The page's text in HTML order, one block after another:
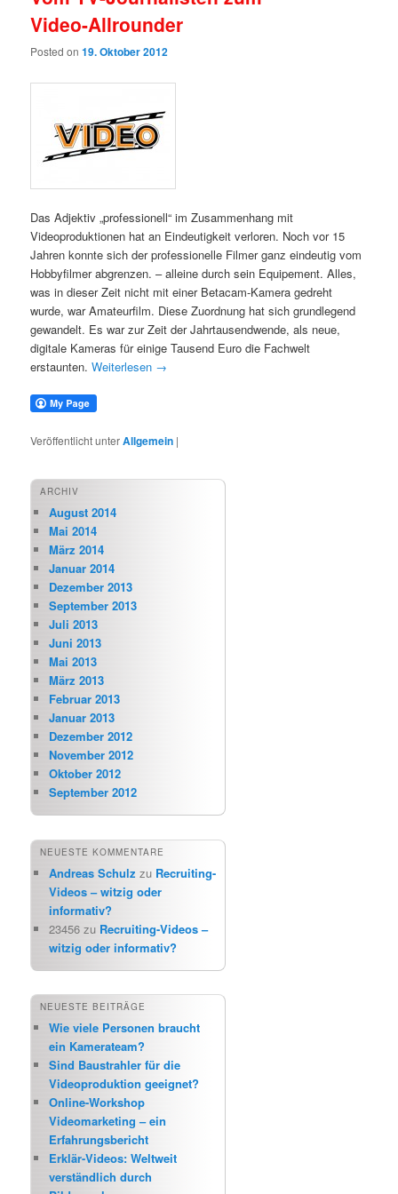
Video-Allrounder
Posted on19. Oktober 2012
Das Adjektiv „professionell“ im Zusammenhang mit
Videoproduktionen hat an Eindeutigkeit verloren. Noch vor 15
Jahren konnte sich der professionelle Filmer ganz eindeutig vom
Hobbyfilmer abgrenzen. – alleine durch sein Equipement. Alles,
was in dieser Zeit nicht mit einer Betacam-Kamera gedreht
wurde, war Amateurfilm. Diese Zuordnung hat sich grundlegend
gewandelt. Es war zur Zeit der Jahrtausendwende, als neue,
digitale Kameras für einige Tausend Euro die Fachwelt
erstaunten.Weiterlesen →
Veröffentlicht unterAllgemein |
ARCHIV
August 2014
Mai 2014
März 2014
Januar 2014
Dezember 2013
September 2013
Juli 2013
Juni 2013
Mai 2013
März 2013
Februar 2013
Januar 2013
Dezember 2012
November 2012
Oktober 2012
September 2012
NEUESTE KOMMENTARE
Andreas Schulz zu Recruiting-
Videos – witzig oder
informativ?
23456 zu Recruiting-Videos –
witzig oder informativ?
NEUESTE BEITRÄGE
Wie viele Personen braucht
ein Kamerateam?
Sind Baustrahler für die
Videoproduktion geeignet?
Online-Workshop
Videomarketing – ein
Erfahrungsbericht
Erklär-Videos: Weltweit
verständlich durch